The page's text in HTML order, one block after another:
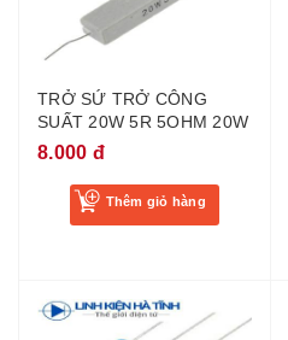
TRỞ SỨ TRỞ CÔNG
SUẤT 20W 5R 5OHM 20W
8.000 đ
Thêm giỏ hàng